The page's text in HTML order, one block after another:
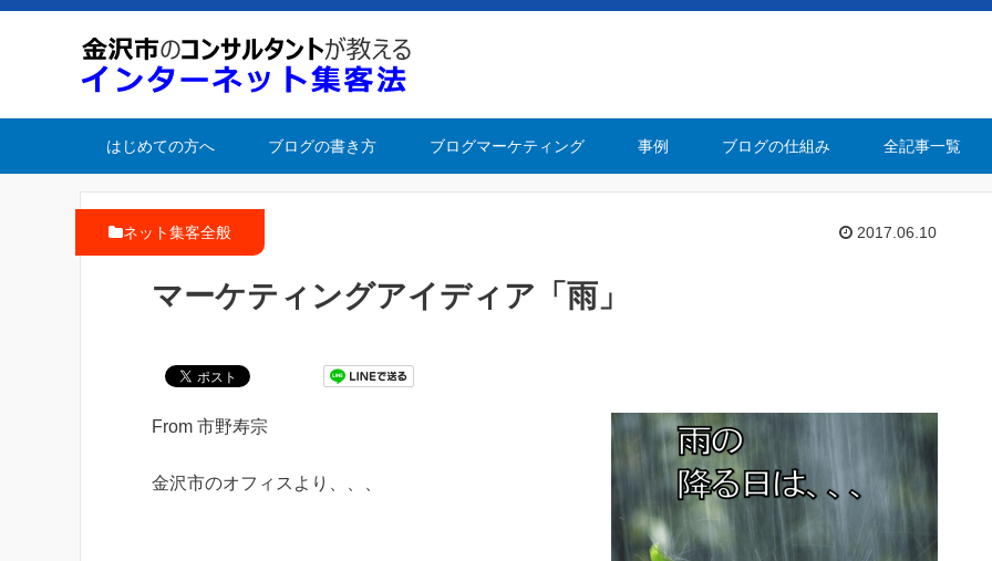
はじめての方へ ブログの書き方 ブログマーケティング 事例 ブログの仕組み 全記事一覧
2017.06.10
ネット集客全般
マーケティングアイディア「雨」
From 市野寿宗
金沢市のオフィスより、、、